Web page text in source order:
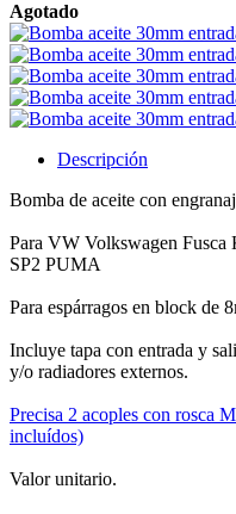
Agotado
Descripción
Bomba de aceite con
Para VW Volkswagen
SP2 PUMA
Para espárragos en block de
Incluye tapa con entrada y
y/o radiadores externos.
Precisa 2 acoples con rosca
incluídos)
Valor unitario.